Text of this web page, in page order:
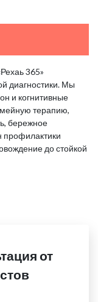
365»
диагностики. Мы
и когнитивные
терапию,
бережное
профилактики
до стойкой
от